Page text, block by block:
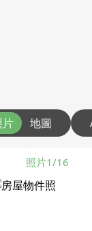
片 地圖
照片1/16